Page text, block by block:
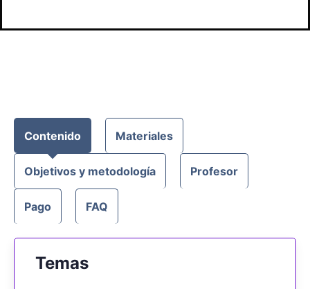
Contenido Materiales
Objetivos y metodología Profesor
Pago FAQ
Temas